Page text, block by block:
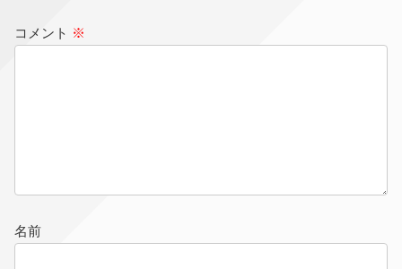
コメント ※
名前